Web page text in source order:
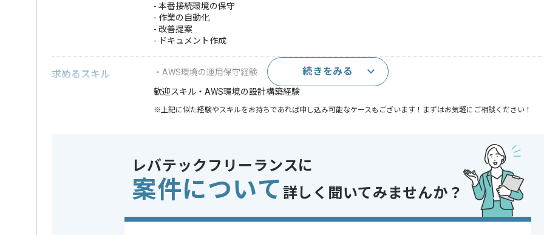
- 本番接続環境の保守
- 作業の自動化
- 改善提案
- ドキュメント作成
求めるスキル
・AWS環境の運用保守経験
歓迎スキル ・AWS環境の設計構築経験
※上記に似た経験やスキルをお持ちであれば申し込み可能なケースもございます！まずはお気軽にご相談ください！
精算条件
精算基準時間
140時間〜180時間
続きをみる
レバテックフリーランスに
案件について 詳しく聞いてみませんか？